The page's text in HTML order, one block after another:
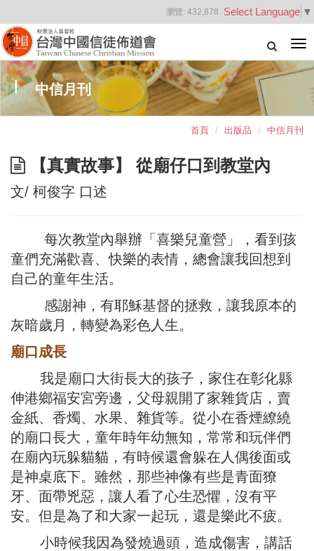
Select Language ▼
瀏覽: 432,878
中信月刊
首頁 出版品 中信月刊
【真實故事】 從廟仔口到教堂內
文/ 柯俊字 口述
每次教堂內舉辦「喜樂兒童營」，看到孩
童們充滿歡喜、快樂的表情，總會讓我回想到
自己的童年生活。
感謝神，有耶穌基督的拯救，讓我原本的
灰暗歲月，轉變為彩色人生。
廟口成長
我是廟口大街長大的孩子，家住在彰化縣
伸港鄉福安宮旁邊，父母親開了家雜貨店，賣
金紙、香燭、水果、雜貨等。從小在香煙繚繞
的廟口長大，童年時年幼無知，常常和玩伴們
在廟內玩躲貓貓，有時候還會躲在人偶後面或
是神桌底下。雖然，那些神像有些是青面獠
牙、面帶兇惡，讓人看了心生恐懼，沒有平
安。但是為了和大家一起玩，還是樂此不疲。
小時候我因為發燒過頭，造成傷害，講話